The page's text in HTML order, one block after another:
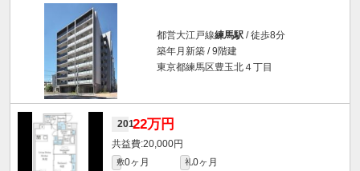
都営大江戸線練馬駅 / 徒歩8分
築年月新築 / 9階建
東京都練馬区豊玉北４丁目
20122万円
20,000円
敷0ヶ月 礼0ヶ月